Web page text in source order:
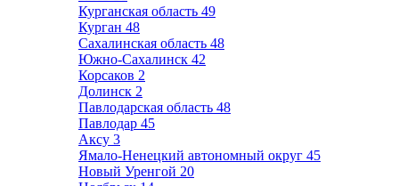
Курганская область 49
Курган 48
Сахалинская область 48
Южно-Сахалинск 42
Корсаков 2
Долинск 2
Павлодарская область 48
Павлодар 45
Аксу 3
Ямало-Ненецкий автономный округ 45
Новый Уренгой 20